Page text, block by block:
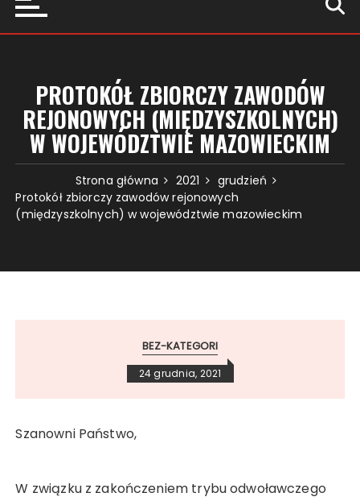
PROTOKÓŁ ZBIORCZY ZAWODÓW
REJONOWYCH (MIĘDZYSZKOLNYCH)
W WOJEWÓDZTWIE MAZOWIECKIM
Strona główna 2021
grudzień
Protokół zbiorczy zawodów rejonowych
(międzyszkolnych) w województwie mazowieckim
BEZ-KATEGORI
24 grudnia, 2021
Szanowni Państwo,
W związku z zakończeniem trybu odwoławczego